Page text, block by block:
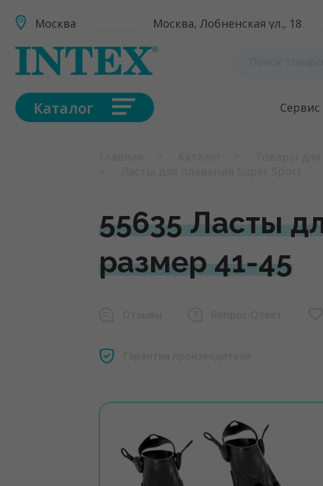
Москва Москва, Лобненская ул., 18
Каталог Сервис
55635 Ласты
размер 41-45